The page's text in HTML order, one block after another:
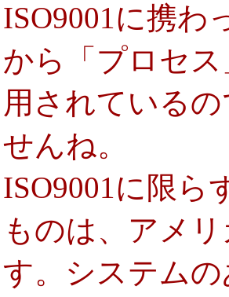
ISO9001に携わ
から「プロセ
用されている
せんね。
ISO9001に限ら
ものは、アメ
す。システム